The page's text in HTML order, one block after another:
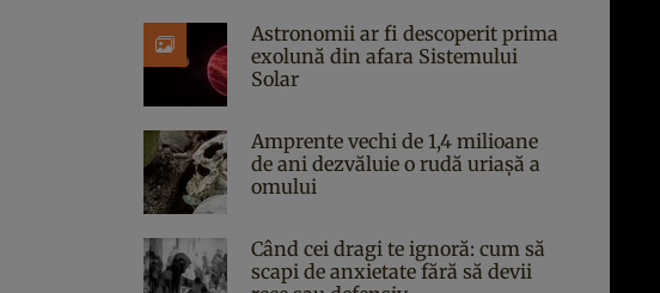
Astronomii ar fi descoperit prima
exolună din afara Sistemului
Solar
Amprente vechi de 1,4 milioane
de ani dezvăluie o rudă uriașă a
omului
Când cei dragi te ignoră: cum să
scapi de anxietate fără să devii